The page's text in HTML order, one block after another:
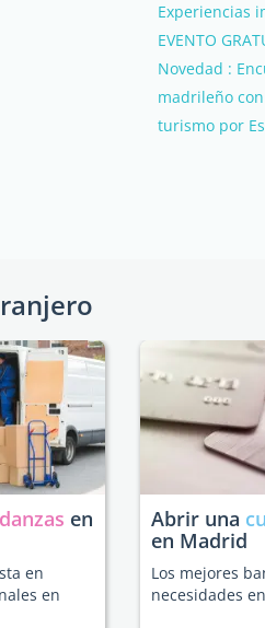
Experiencias
EVENTO
Novedad :
madrileño
turismo por
en
en
en
Abrir una
en Madrid
Los mejores
necesidades